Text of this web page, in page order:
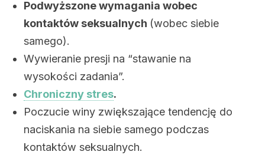
Podwyższone wymagania wobec
kontaktów seksualnych (wobec siebie
samego).
Wywieranie presji na “stawanie na
wysokości zadania”.
Chroniczny stres.
Poczucie winy zwiększające tendencję do
naciskania na siebie samego podczas
kontaktów seksualnych.